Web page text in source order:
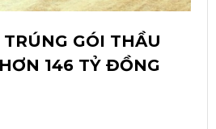
GÓI THẦU
146 TỶ ĐỒNG